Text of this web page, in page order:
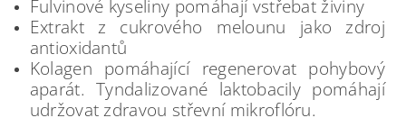
Fulvinové kyseliny pomáhají vstřebat živiny
Extrakt z cukrového melounu jako zdroj
antioxidantů
Kolagen pomáhající regenerovat pohybový
aparát. Tyndalizované laktobacily pomáhají
udržovat zdravou střevní mikroflóru.